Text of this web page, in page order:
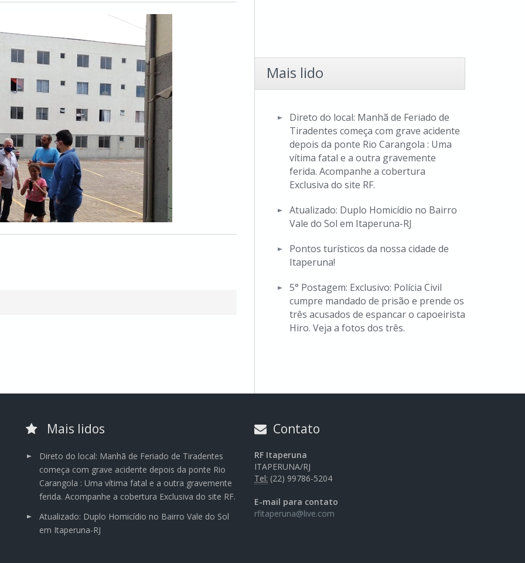
Mais lido
Direto do local: Manhã de Feriado de
Tiradentes começa com grave acidente
depois da ponte Rio Carangola : Uma
vítima fatal e a outra gravemente
ferida. Acompanhe a cobertura
Exclusiva do site RF.
Atualizado: Duplo Homicídio no Bairro
Vale do Sol em Itaperuna-RJ
Pontos turísticos da nossa cidade de
Itaperuna!
5° Postagem: Exclusivo: Polícia Civil
cumpre mandado de prisão e prende os
três acusados de espancar o capoeirista
Hiro. Veja a fotos dos três.
Mais lidos
Direto do local: Manhã de Feriado de Tiradentes
começa com grave acidente depois da ponte Rio
Carangola : Uma vítima fatal e a outra gravemente
ferida. Acompanhe a cobertura Exclusiva do site RF.
Atualizado: Duplo Homicídio no Bairro Vale do Sol
em Itaperuna-RJ
Contato
RF Itaperuna
ITAPERUNA/RJ
Tel: (22) 99786-5204
E-mail para contato
rfitaperuna@live.com